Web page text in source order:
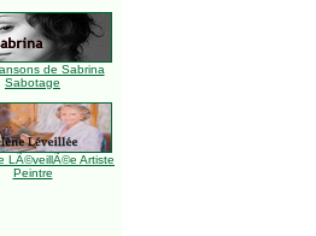
de Sabrina
Sabotage
LÃ©veillÃ©e Artiste
Peintre